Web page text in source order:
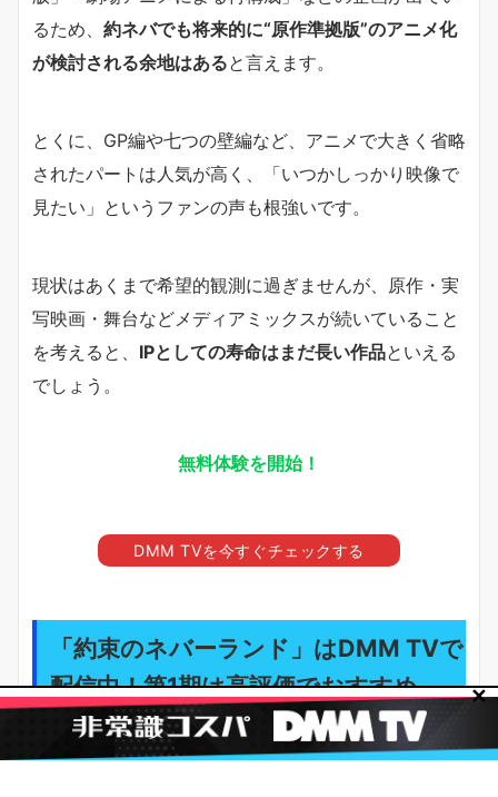
るため、 約ネバでも将来的に“原作準拠版”のアニメ化
が検討される余地はあると言えます。
とくに、GP編や七つの壁編など、アニメで大きく省略
されたパートは人気が高く、「いつかしっかり映像で
見たい」というファンの声も根強いです。
現状はあくまで希望的観測に過ぎませんが、原作・実
写映画・舞台などメディアミックスが続いていること
を考えると、 IPとしての寿命はまだ長い作品といえる
でしょう。
無料体験を開始！
DMM TVを今すぐチェックする
「約束のネバーランド」はDMM TVで
配信中！第1期は高評価でおすすめ
✕